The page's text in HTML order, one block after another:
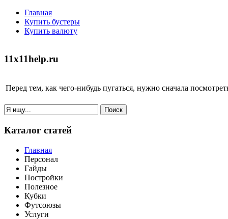
Главная
Купить бустеры
Купить валюту
11x11help.ru
Перед тем, как чего-нибудь пугаться, нужно сначала
Каталог статей
Главная
Персонал
Гайды
Постройки
Полезное
Кубки
Футсоюзы
Услуги